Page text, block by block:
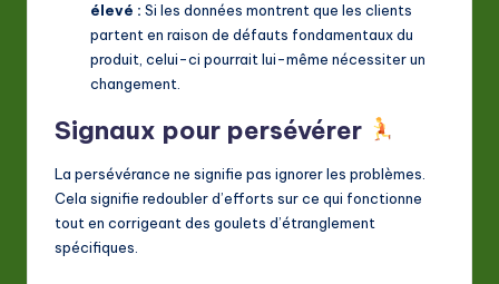
élevé : Si les données montrent que les clients
partent en raison de défauts fondamentaux du
produit, celui-ci pourrait lui-même nécessiter un
changement.
Signaux pour persévérer
La persévérance ne signifie pas ignorer les problèmes.
Cela signifie redoubler d’efforts sur ce qui fonctionne
tout en corrigeant des goulets d’étranglement
spécifiques.